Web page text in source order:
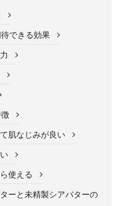
できる効果
肌なじみが良い
使える
と未精製シアバターの